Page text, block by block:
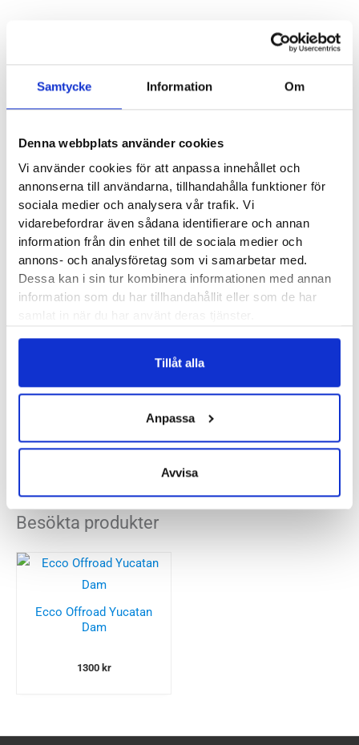
Samtycke Information Om
Denna webbplats använder cookies
Vi använder cookies för att anpassa innehållet och
annonserna till användarna, tillhandahålla funktioner för
sociala medier och analysera vår trafik. Vi
vidarebefordrar även sådana identifierare och annan
information från din enhet till de sociala medier och
annons- och analysföretag som vi samarbetar med.
Dessa kan i sin tur kombinera informationen med annan
information som du har tillhandahållit eller som de har
Tillåt alla
Anpassa
Avvisa
funktion. Det är en sko för vardag, kontor och fest som både
tillverkad i ett mjukt skinn, och här märks det som vanligt att
Ecco lagt krut på materialen, som har en lätt polerad finish.
Det är en sko som har kvalité rakt igenom, från materialvalen
stötdämpningen.
Storleken är relativt rymlig och vi upplever att man kan gå
mot den mindre modellen om du normalt ligger mellan två
storlekar.
Läst: Normal
Besökta produkter
Ecco Offroad Yucatan
Dam
1300 kr